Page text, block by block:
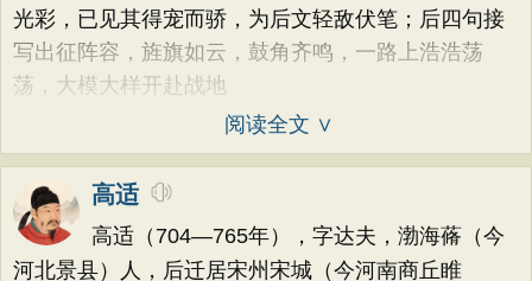
光彩，已见其得宠而骄，为后文轻敌伏笔；后四句接
写出征阵容，旌旗如云，鼓角齐鸣，一路上浩浩荡
荡，大模大样开赴战地
阅读全文 ∨
高适
高适（704—765年），字达夫，渤海蓨（今
河北景县）人，后迁居宋州宋城（今河南商丘睢